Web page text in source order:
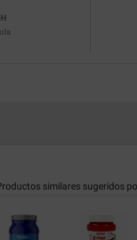
similares sugeridos